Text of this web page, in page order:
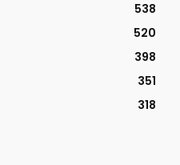
538
520
398
351
318